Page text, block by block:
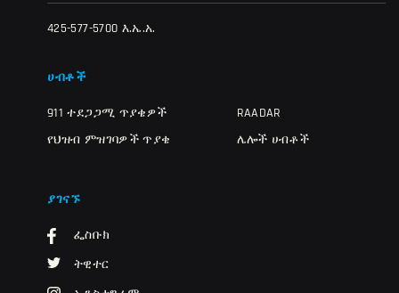
425-577-5700 እ.ኤ.አ.
ሀብቶች
911 ተደጋጋሚ ጥያቄዎች
የህዝብ ምዝገባዎች ጥያቄ
RAADAR
ሌሎች ሀብቶች
ያገናኙ
ፌስቡክ
ትዊተር